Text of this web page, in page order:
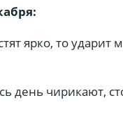
ярко, то
день чирикают,